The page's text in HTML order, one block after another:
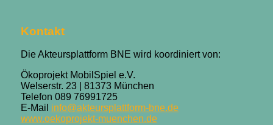
Kontakt
Die Akteursplattform BNE wird koordiniert von:
Ökoprojekt MobilSpiel e.V.
Welserstr. 23 | 81373 München
Telefon 089 76991725
E-Mail info@akteursplattform-bne.de
www.oekoprojekt-muenchen.de